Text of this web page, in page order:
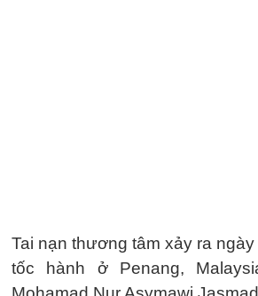
Tai nạn thương tâm xảy ra
tốc hành ở Penang,